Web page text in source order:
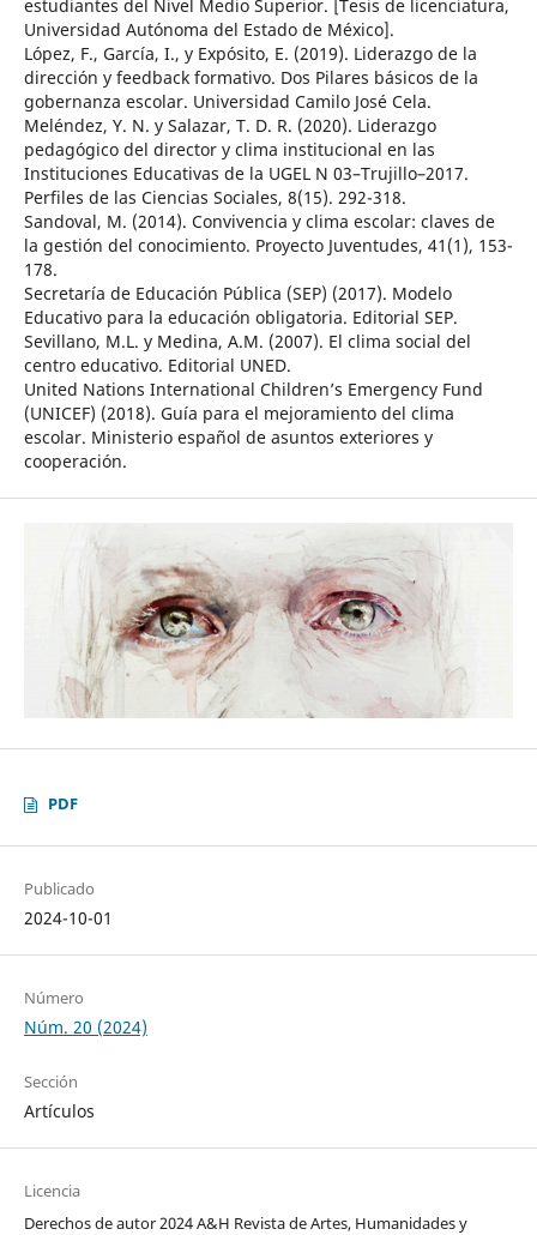
estudiantes del Nivel Medio Superior. [Tesis de licenciatura,
Universidad Autónoma del Estado de México].
López, F., García, I., y Expósito, E. (2019). Liderazgo de la
dirección y feedback formativo. Dos Pilares básicos de la
gobernanza escolar. Universidad Camilo José Cela.
Meléndez, Y. N. y Salazar, T. D. R. (2020). Liderazgo
pedagógico del director y clima institucional en las
Instituciones Educativas de la UGEL N 03–Trujillo–2017.
Perfiles de las Ciencias Sociales, 8(15). 292-318.
Sandoval, M. (2014). Convivencia y clima escolar: claves de
la gestión del conocimiento. Proyecto Juventudes, 41(1), 153-
178.
Secretaría de Educación Pública (SEP) (2017). Modelo
Educativo para la educación obligatoria. Editorial SEP.
Sevillano, M.L. y Medina, A.M. (2007). El clima social del
centro educativo. Editorial UNED.
United Nations International Children’s Emergency Fund
(UNICEF) (2018). Guía para el mejoramiento del clima
escolar. Ministerio español de asuntos exteriores y
cooperación.
PDF
Publicado
2024-10-01
Número
Núm. 20 (2024)
Sección
Artículos
Licencia
Derechos de autor 2024 A&H Revista de Artes, Humanidades y